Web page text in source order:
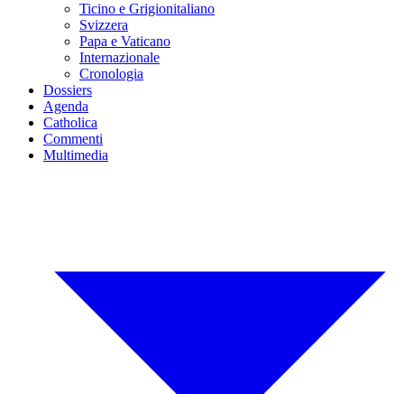
Ticino e Grigionitaliano
Svizzera
Papa e Vaticano
Internazionale
Cronologia
Dossiers
Agenda
Catholica
Commenti
Multimedia